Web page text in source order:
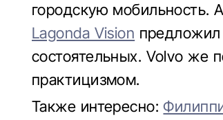
городскую мобильность.
Lagonda Vision предложил
состоятельных. Volvo же
практицизмом.
Также интересно: